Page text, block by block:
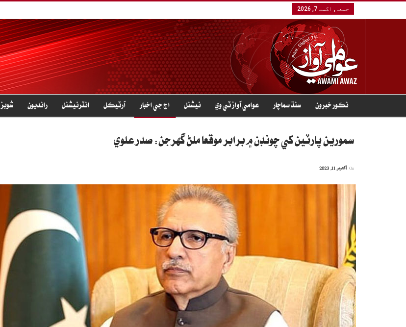
جمعہ, اگست 7, 2026
نڪور خبرون سنڌ سماچار عوامي آواز ٽي وي نيشنل اڄ جي اخبار آرٽيڪل انٽرنيشنل رانديون شوبز
سمورين پارٽين کي چونڊن ۾ برابر موقعا ملڻ گهرجن: صدر علوي
اکتوبر 11, 2023